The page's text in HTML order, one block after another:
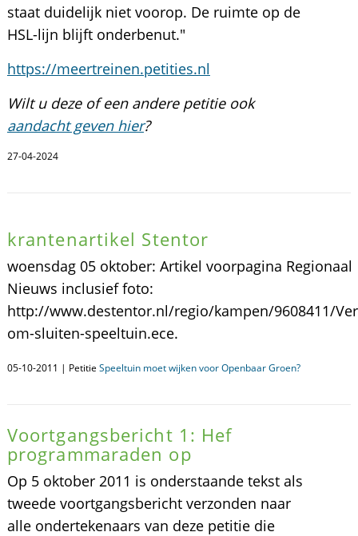
staat duidelijk niet voorop. De ruimte op de
HSL-lijn blijft onderbenut."
https://meertreinen.petities.nl
Wilt u deze of een andere petitie ook
aandacht geven hier?
27-04-2024
krantenartikel Stentor
woensdag 05 oktober: Artikel voorpagina Regionaal
Nieuws inclusief foto:
http://www.destentor.nl/regio/kampen/9608411/
om-sluiten-speeltuin.ece.
05-10-2011 | Petitie Speeltuin moet wijken voor Openbaar Groen?
Voortgangsbericht 1: Hef
programmaraden op
Op 5 oktober 2011 is onderstaande tekst als
tweede voortgangsbericht verzonden naar
alle ondertekenaars van deze petitie die